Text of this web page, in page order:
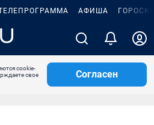
АФИША
cookie-
свое
Согласен